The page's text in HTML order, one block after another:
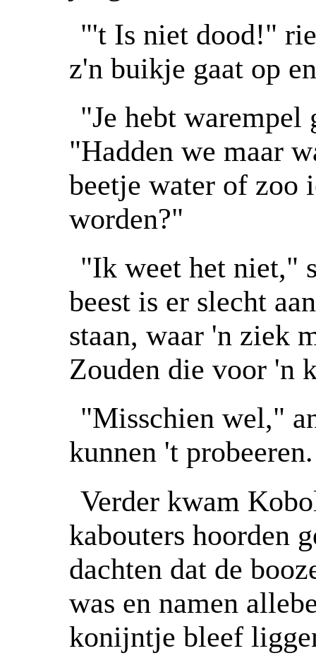
"'t Is niet dood!"
z'n buikje gaat op
"Je hebt
"Hadden we maar
beetje water of zoo
worden?"
"Ik weet het niet,"
beest is er slecht
staan, waar 'n ziek
Zouden die voor 'n
"Misschien wel,"
kunnen 't
Verder kwam
kabouters hoorden
dachten dat de
was en namen
konijntje bleef